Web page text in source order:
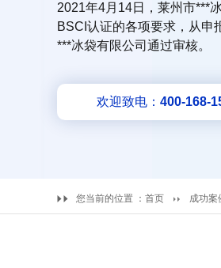
2021年4月14日，莱州市***
BSCI认证的各项要求，从申
***冰袋有限公司通过审核。
欢迎致电： 400-168-
您当前的位置 ： 首页 成功案